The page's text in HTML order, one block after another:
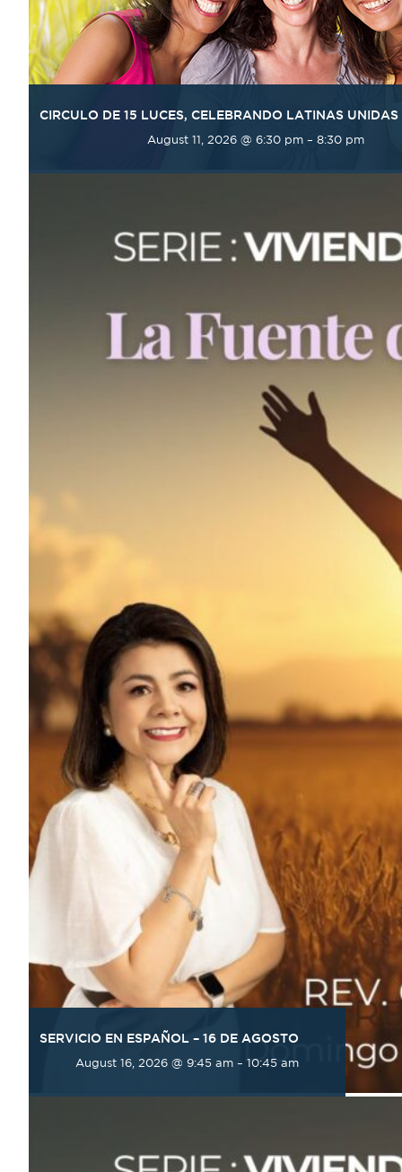
CIRCULO DE 15 LUCES, CELEBRANDO LATINAS
August 11, 2026 @ 6:30 pm – 8:30 pm
SERVICIO EN ESPAÑOL – 16 DE AGOSTO
August 16, 2026 @ 9:45 am – 10:45 am